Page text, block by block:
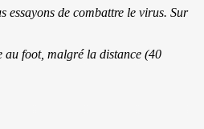
essayons de combattre le virus. Sur
au foot, malgré la distance (40